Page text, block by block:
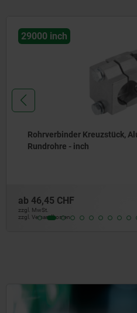
29000 inch
Rohrverbinder Kreuzstück,
Rundrohre - inch
ab 46,45 CHF
zzgl. MwSt.
zzgl. Versandkosten